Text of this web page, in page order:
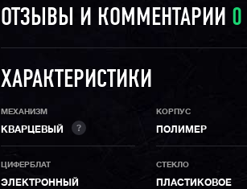
ОТЗЫВЫ И КОММЕНТАРИИ 0
ХАРАКТЕРИСТИКИ
МЕХАНИЗМ
КВАРЦЕВЫЙ ?
КОРПУС
ПОЛИМЕР
ЦИФЕРБЛАТ
ЭЛЕКТРОННЫЙ
СТЕКЛО
ПЛАСТИКОВОЕ